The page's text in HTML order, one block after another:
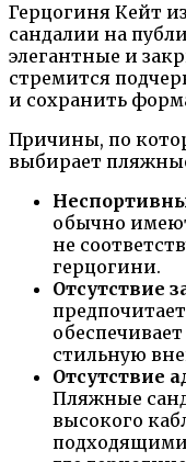
Герцогиня Кейт
сандалии на
элегантные и
стремится
и сохранить
Причины, по
выбирает
обычно
не
герцогини.
Отсутствие
стильную
Отсутствие
Пляжные
высокого